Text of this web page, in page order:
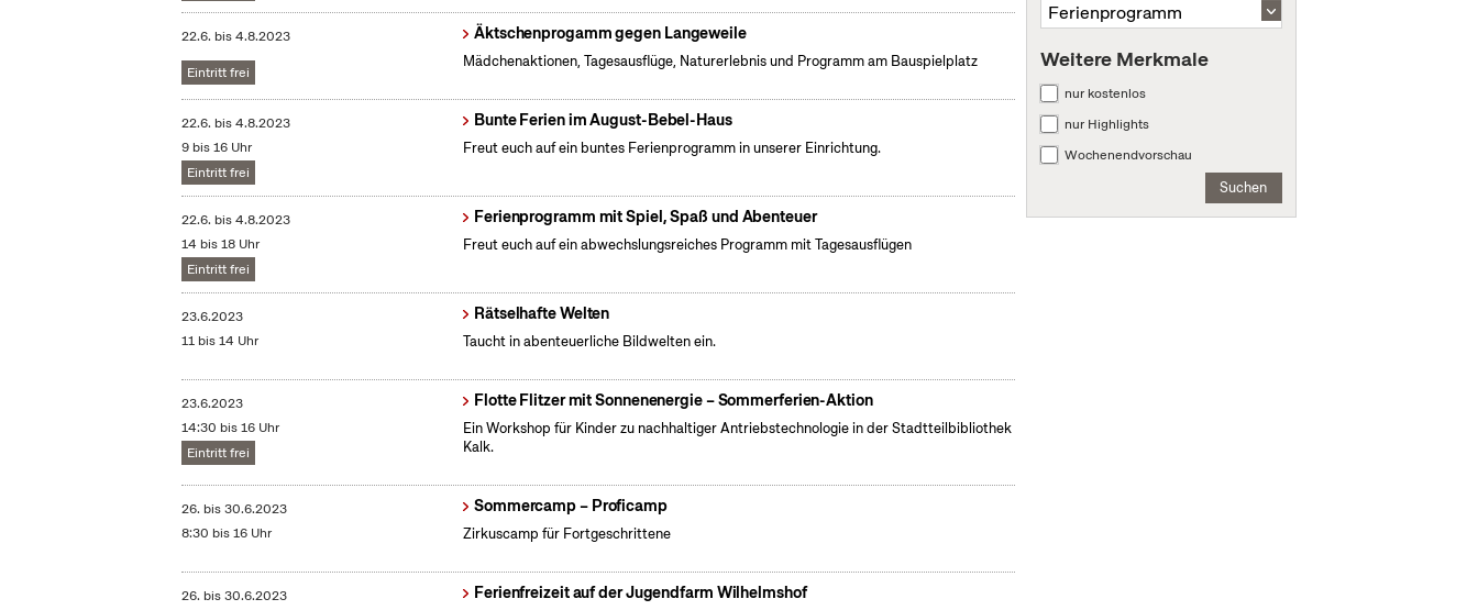
22.6. bis4.8.2023
Eintritt frei
Äktschenprogamm gegen Langeweile
Mädchenaktionen, Tagesausflüge, Naturerlebnis und Programm am Bauspielplatz
22.6. bis4.8.2023
9 bis 16 Uhr
Eintritt frei
Bunte Ferien im August-Bebel-Haus
Freut euch auf ein buntes Ferienprogramm in unserer Einrichtung.
22.6. bis4.8.2023
14 bis 18 Uhr
Eintritt frei
Ferienprogramm mit Spiel, Spaß und Abenteuer
Freut euch auf ein abwechslungsreiches Programm mit Tagesausflügen
23.6.2023
11 bis 14 Uhr
Rätselhafte Welten
Taucht in abenteuerliche Bildwelten ein.
23.6.2023
14:30 bis 16 Uhr
Eintritt frei
Flotte Flitzer mit Sonnenenergie – Sommerferien-Aktion
Ein Workshop für Kinder zu nachhaltiger Antriebstechnologie in der Stadtteilbibliothek
Kalk.
26. bis30.6.2023
8:30 bis 16 Uhr
Sommercamp – Proficamp
Zirkuscamp für Fortgeschrittene
26. bis30.6.2023 Ferienfreizeit auf der Jugendfarm Wilhelmshof
Weitere Merkmale
nur kostenlos
nur Highlights
Wochenendvorschau
Suchen